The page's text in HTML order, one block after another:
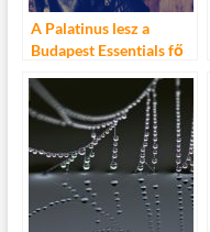
A Palatinus lesz a
Budapest Essentials fő